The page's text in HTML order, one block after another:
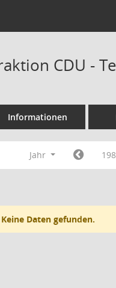
CDU -
Informationen
Jahr
Keine Daten gefunden.